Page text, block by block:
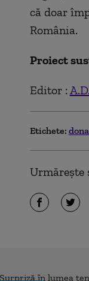
că doar
România.
Proiect
Editor :
Etichete:
Urmărește